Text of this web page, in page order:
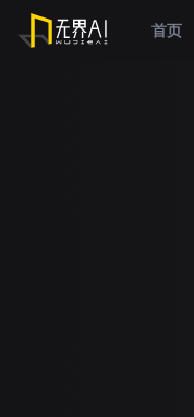
首页